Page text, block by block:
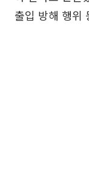
출입 방해 행위